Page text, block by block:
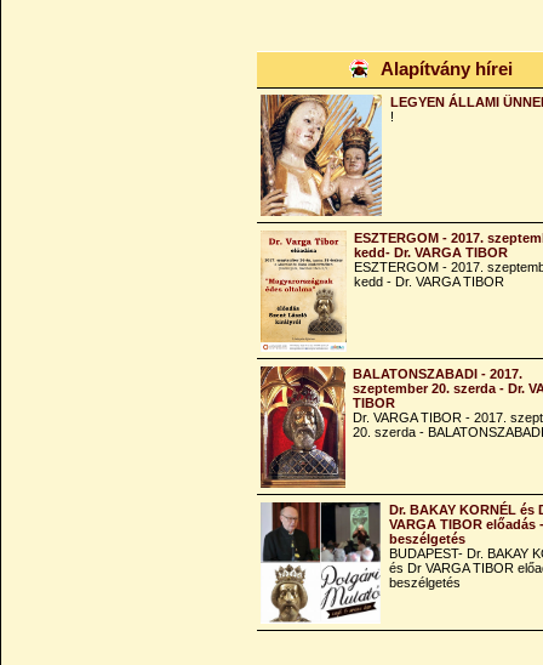
Alapítvány hírei
LEGYEN ÁLLAMI
!
ESZTERGOM - 2017.
kedd- Dr. VARGA TIBOR
ESZTERGOM - 2017.
kedd - Dr. VARGA TIBOR
BALATONSZABADI - 2017.
szeptember 20. szerda - Dr.
TIBOR
Dr. VARGA TIBOR - 2017.
20. szerda - BALATONSZABADI
Dr. BAKAY KORNÉL és
VARGA TIBOR előadás -
beszélgetés
BUDAPEST- Dr. BAKAY
és Dr VARGA TIBOR
beszélgetés